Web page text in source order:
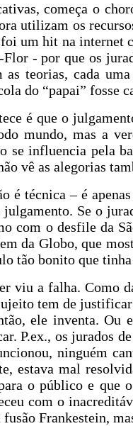
começa o
utilizam os
um hit na internet
- por que os
as teorias, cada
do “papai” fosse
é que o
mundo, mas a
se influencia pela
vê as alegorias
é técnica – é
julgamento. Se o
com o desfile da
da Globo, que
tão bonito que
viu a falha. Como
tem de
ele inventa. Ou
P.ex., os jurados
ninguém
estava mal
o público e que
com o
fusão Frankestein,